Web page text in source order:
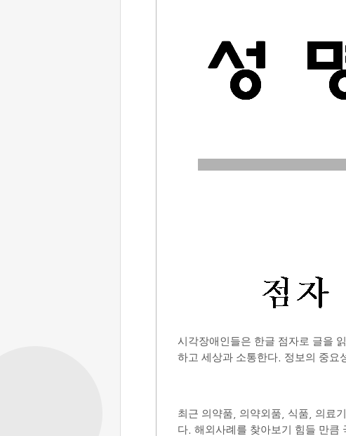
시각장애인들은 한글 점자로 글을
하고 세상과 소통한다
정보의 중요
최근 의약품 의약외품 식품 의료
다 해외사례를 찾아보기 힘들 만큼